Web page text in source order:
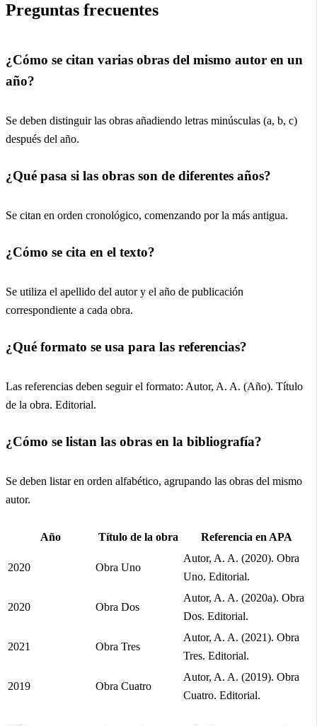
Preguntas frecuentes
¿Cómo se citan varias obras del mismo autor en un
año?
Se deben distinguir las obras añadiendo letras minúsculas (a, b, c)
después del año.
¿Qué pasa si las obras son de diferentes años?
Se citan en orden cronológico, comenzando por la más antigua.
¿Cómo se cita en el texto?
Se utiliza el apellido del autor y el año de publicación
correspondiente a cada obra.
¿Qué formato se usa para las referencias?
Las referencias deben seguir el formato: Autor, A. A. (Año). Título
de la obra. Editorial.
¿Cómo se listan las obras en la bibliografía?
Se deben listar en orden alfabético, agrupando las obras del mismo
autor.
Año Título de la obra Referencia en APA
2020 Obra Uno
Autor, A. A. (2020). Obra
Uno. Editorial.
2020 Obra Dos
Autor, A. A. (2020a). Obra
Dos. Editorial.
2021 Obra Tres
Autor, A. A. (2021). Obra
Tres. Editorial.
2019 Obra Cuatro
Autor, A. A. (2019). Obra
Cuatro. Editorial.